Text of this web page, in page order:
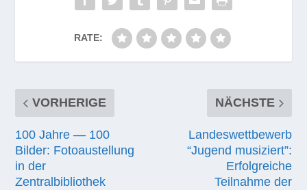
RATE:
VORHERIGE
100 Jahre — 100
Bilder: Fotoaustellung
in der
Zentralbibliothek
NÄCHSTE
Landeswettbewerb
“Jugend musiziert”:
Erfolgreiche
Teilnahme der